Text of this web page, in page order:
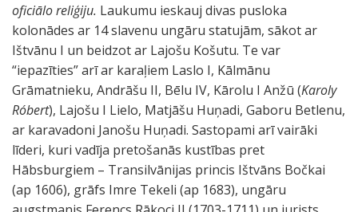
oficiālo reliģiju. Laukumu ieskauj divas pusloka
kolonādes ar 14 slavenu ungāru statujām, sākot ar
Ištvānu I un beidzot ar Lajošu Košutu. Te var
“iepazīties” arī ar karaļiem Laslo I, Kālmānu
Grāmatnieku, Andrāšu II, Bēlu IV, Kārolu I Anžū (Karoly
Róbert), Lajošu I Lielo, Matjāšu Huņadi, Gaboru Betlenu,
ar karavadoni Janošu Huņadi. Sastopami arī vairāki
līderi, kuri vadīja pretošanās kustības pret
Hābsburgiem – Transilvānijas princis Ištvāns Bočkai
(ap 1606), grāfs Imre Tekeli (ap 1683), ungāru